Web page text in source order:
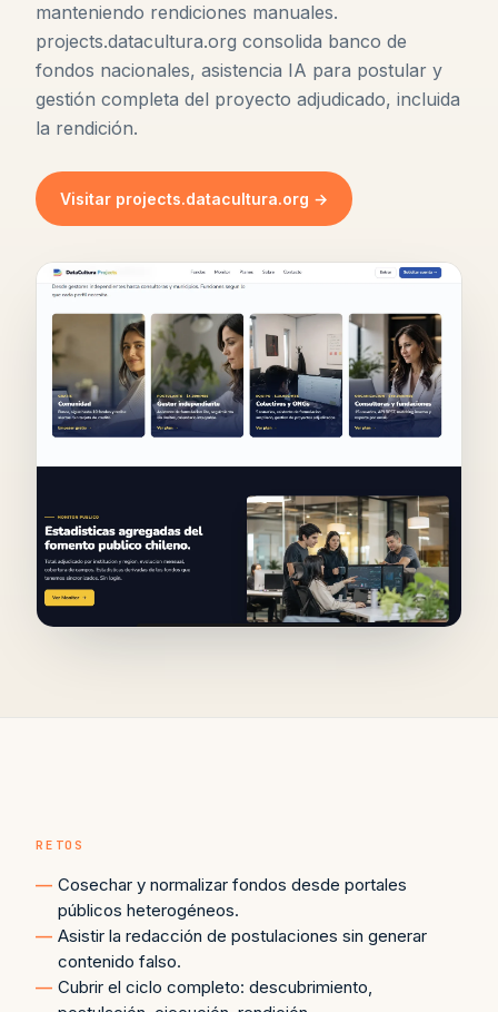
manteniendo rendiciones manuales.
projects.datacultura.org consolida banco de
fondos nacionales, asistencia IA para postular y
gestión completa del proyecto adjudicado, incluida
la rendición.
Visitar projects.datacultura.org →
RETOS
Cosechar y normalizar fondos desde portales
públicos heterogéneos.
Asistir la redacción de postulaciones sin generar
contenido falso.
Cubrir el ciclo completo: descubrimiento,